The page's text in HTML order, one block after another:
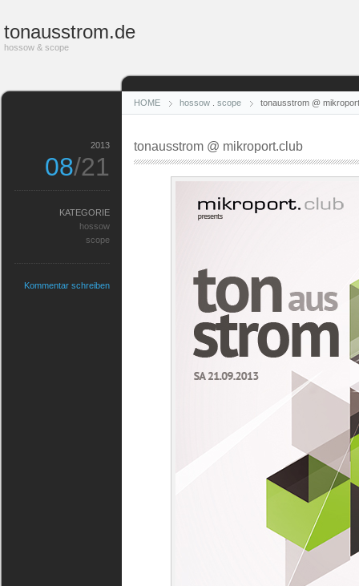
tonausstrom.de
hossow & scope
HOME hossow scope tonausstrom @
tonausstrom @ mikroport.club
2013
08/21
KATEGORIE
hossow
scope
Kommentar schreiben